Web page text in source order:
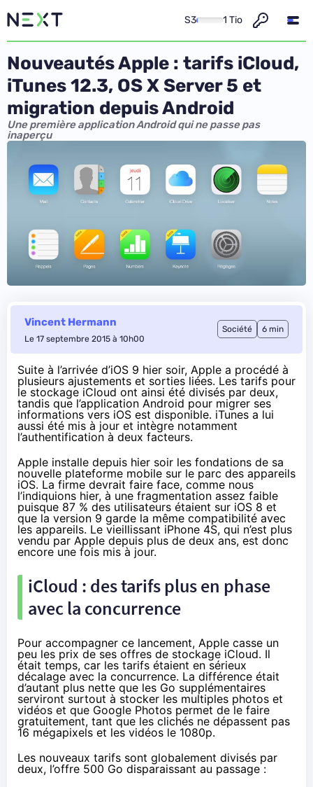
S3 1 Tio
Nouveautés Apple : tarifs iCloud,
iTunes 12.3, OS X Server 5 et
migration depuis Android
Une première application Android qui ne passe pas
inaperçu
Vincent Hermann
Le 17 septembre 2015 à 10h00
Société 6 min
Suite à l’arrivée d’iOS 9 hier soir, Apple a procédé à
plusieurs ajustements et sorties liées. Les tarifs pour
le stockage iCloud ont ainsi été divisés par deux,
tandis que l’application Android pour migrer ses
informations vers iOS est disponible. iTunes a lui
aussi été mis à jour et intègre notamment
l’authentification à deux facteurs.
Apple installe depuis hier soir les fondations de sa
nouvelle plateforme mobile sur le parc des appareils
iOS. La firme devrait faire face, comme nous
l’indiquions hier, à une fragmentation assez faible
puisque 87 % des utilisateurs étaient sur iOS 8 et
que la version 9 garde la même compatibilité avec
les appareils. Le vieillissant iPhone 4S, qui n’est plus
vendu par Apple depuis plus de deux ans, est donc
encore une fois mis à jour.
iCloud : des tarifs plus en phase
avec la concurrence
Pour accompagner ce lancement, Apple casse un
peu les prix de ses offres de stockage iCloud. Il
était temps, car les tarifs étaient en sérieux
décalage avec la concurrence. La différence était
d’autant plus nette que les Go supplémentaires
serviront surtout à stocker les multiples photos et
vidéos et que Google Photos permet de le faire
gratuitement, tant que les clichés ne dépassent pas
16 mégapixels et les vidéos le 1080p.
Les nouveaux tarifs sont globalement divisés par
deux, l’offre 500 Go disparaissant au passage :